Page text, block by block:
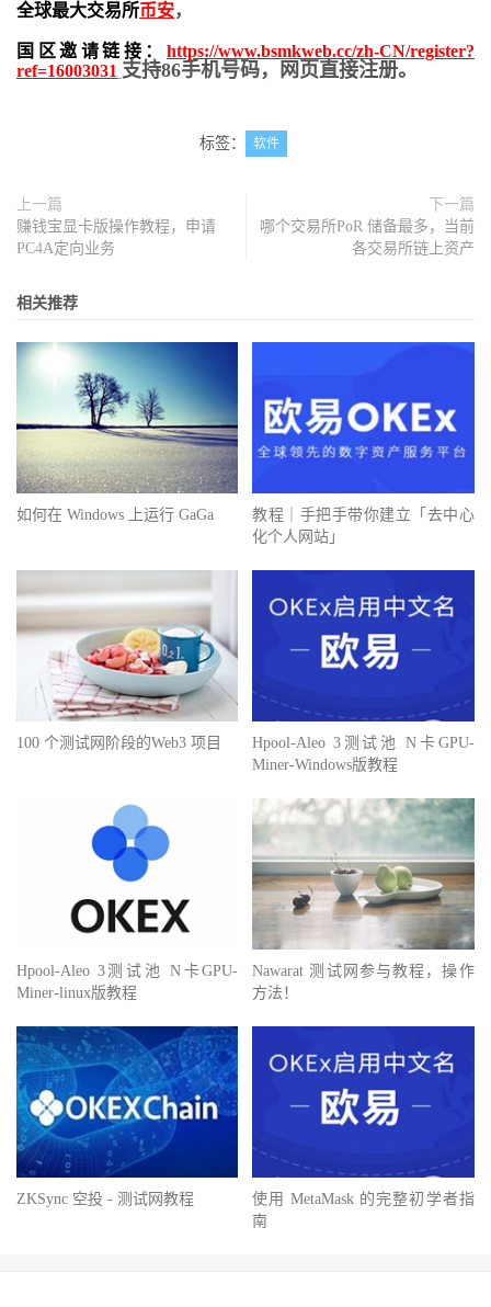
全球最大交易所币安，
国区邀请链接： https://www.bsmkweb.cc/zh-CN/register?
ref=16003031 支持86手机号码，网页直接注册。
标签： 软件
上一篇
赚钱宝显卡版操作教程，申请
PC4A定向业务
下一篇
哪个交易所PoR 储备最多，当前
各交易所链上资产
相关推荐
如何在 Windows 上运行 GaGa
教程｜手把手带你建立「去中心
化个人网站」
100 个测试网阶段的Web3 项目
Hpool-Aleo 3测试池 N卡GPU-
Miner-Windows版教程
Hpool-Aleo 3测试池 N卡GPU-
Miner-linux版教程
Nawarat 测试网参与教程，操作
方法！
ZKSync 空投 - 测试网教程
使用 MetaMask 的完整初学者指
南